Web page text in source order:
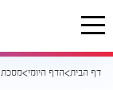
דף הבית הדף היומי מסכת